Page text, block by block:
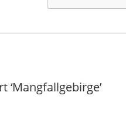
‘Mangfallgebirge’